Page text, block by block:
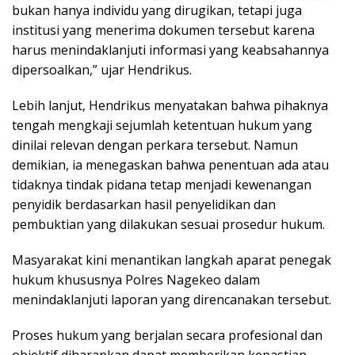
bukan hanya individu yang dirugikan, tetapi juga
institusi yang menerima dokumen tersebut karena
harus menindaklanjuti informasi yang keabsahannya
dipersoalkan,” ujar Hendrikus.
Lebih lanjut, Hendrikus menyatakan bahwa pihaknya
tengah mengkaji sejumlah ketentuan hukum yang
dinilai relevan dengan perkara tersebut. Namun
demikian, ia menegaskan bahwa penentuan ada atau
tidaknya tindak pidana tetap menjadi kewenangan
penyidik berdasarkan hasil penyelidikan dan
pembuktian yang dilakukan sesuai prosedur hukum.
Masyarakat kini menantikan langkah aparat penegak
hukum khususnya Polres Nagekeo dalam
menindaklanjuti laporan yang direncanakan tersebut.
Proses hukum yang berjalan secara profesional dan